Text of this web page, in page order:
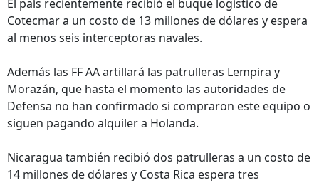
El país recientemente recibió el buque logístico de
Cotecmar a un costo de 13 millones de dólares y espera
al menos seis interceptoras navales.
Además las FF AA artillará las patrulleras Lempira y
Morazán, que hasta el momento las autoridades de
Defensa no han confirmado si compraron este equipo o
siguen pagando alquiler a Holanda.
Nicaragua también recibió dos patrulleras a un costo de
14 millones de dólares y Costa Rica espera tres